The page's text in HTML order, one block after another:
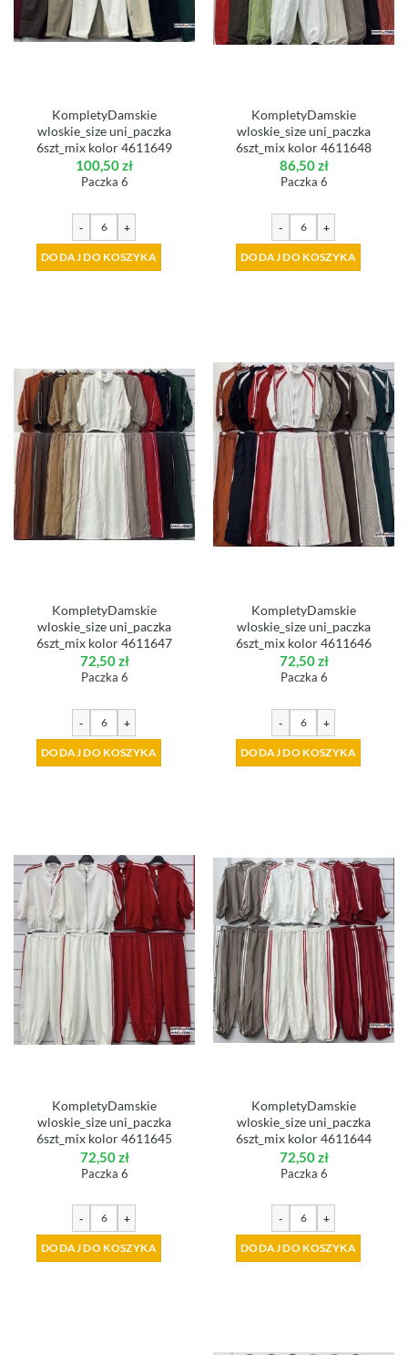
KompletyDamskie
wloskie_size uni_paczka
6szt_mix kolor 4611649
100,50zł
Paczka 6
- +
DODAJ DO KOSZYKA
KompletyDamskie
wloskie_size uni_paczka
6szt_mix kolor 4611648
86,50zł
Paczka 6
- +
DODAJ DO KOSZYKA
KompletyDamskie
wloskie_size uni_paczka
6szt_mix kolor 4611647
72,50zł
Paczka 6
- +
DODAJ DO KOSZYKA
KompletyDamskie
wloskie_size uni_paczka
6szt_mix kolor 4611646
72,50zł
Paczka 6
- +
DODAJ DO KOSZYKA
KompletyDamskie
wloskie_size uni_paczka
6szt_mix kolor 4611645
72,50zł
Paczka 6
- +
DODAJ DO KOSZYKA
KompletyDamskie
wloskie_size uni_paczka
6szt_mix kolor 4611644
72,50zł
Paczka 6
- +
DODAJ DO KOSZYKA